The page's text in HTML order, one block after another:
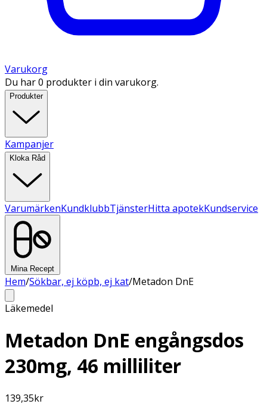
Varukorg
Du har 0 produkter i din varukorg.
Produkter
Kampanjer
Kloka Råd
VarumärkenKundklubbTjänsterHitta apotekKundservice
Mina Recept
Hem/Sökbar, ej köpb, ej kat/Metadon DnE
Läkemedel
Metadon DnE engångsdos
230mg, 46 milliliter
139,35kr